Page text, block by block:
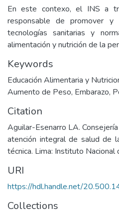
En este contexo, el INS a
responsable de promover y
tecnologías sanitarias y
alimentación y nutrición de la
Keywords
Educación Alimentaria y
Aumento de Peso, Embarazo,
Citation
Aguilar-Esenarro LA.
atención integral de salud de
técnica. Lima: Instituto
URI
https://hdl.handle.net/
Collections